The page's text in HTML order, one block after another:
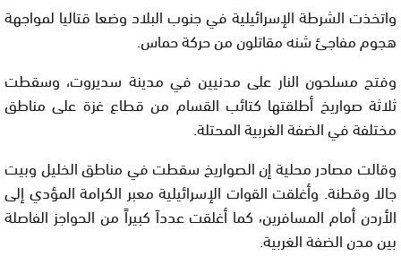
واتخذت الشرطة الإسرائيلية في جنوب البلاد وضعا قتاليا لمواجهة
هجوم مفاجئ شنه مقاتلون من حركة حماس.
وفتح مسلحون النار على مدنيين في مدينة سديروت، وسقطت
ثلاثة صواريخ أطلقتها كتائب القسام من قطاع غزة على مناطق
مختلفة في الضفة الغربية المحتلة.
وقالت مصادر محلية إن الصواريخ سقطت في مناطق الخليل وبيت
جالا وقطنة. وأغلقت القوات الإسرائيلية معبر الكرامة المؤدي إلى
الأردن أمام المسافرين٬ كما أغلقت عدداَ كبيراً من الحواجز الفاصلة
بين مدن الضفة الغربية.